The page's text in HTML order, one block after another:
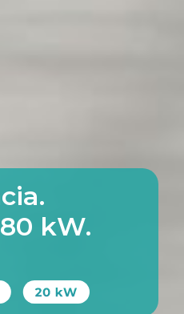
kW.